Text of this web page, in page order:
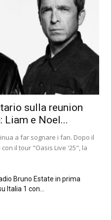
sulla reunion
Liam e Noel...
a far sognare i fan. Dopo il
il tour "Oasis Live '25", la
Bruno Estate in prima
Italia 1 con...